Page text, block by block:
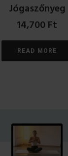
Jógaszőnyeg
14,700Ft
READ MORE